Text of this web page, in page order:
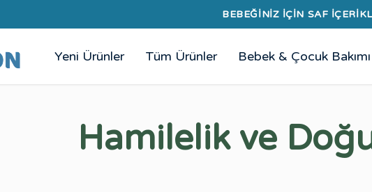
300₺ ÜZERİ
Yeni Ürünler Tüm Ürünler Bebek & Çocuk Bakımı
Hamilelik ve